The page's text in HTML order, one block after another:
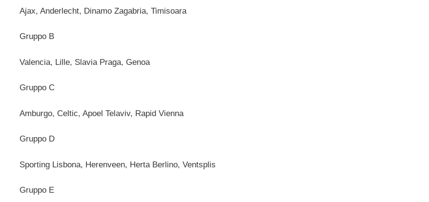
Ajax, Anderlecht, Dinamo Zagabria, Timisoara
Gruppo B
Valencia, Lille, Slavia Praga, Genoa
Gruppo C
Amburgo, Celtic, Apoel Telaviv, Rapid Vienna
Gruppo D
Sporting Lisbona, Herenveen, Herta Berlino, Ventsplis
Gruppo E